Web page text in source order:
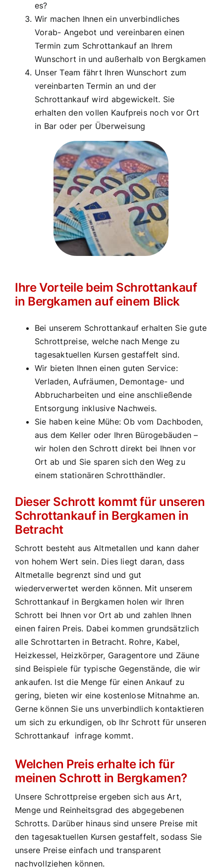
es?
Wir machen Ihnen ein unverbindliches
Vorab- Angebot und vereinbaren einen
Termin zum Schrottankauf an Ihrem
Wunschort in und außerhalb von Bergkamen
Unser Team fährt Ihren Wunschort zum
vereinbarten Termin an und der
Schrottankauf wird abgewickelt. Sie
erhalten den vollen Kaufpreis noch vor Ort
in Bar oder per Überweisung
Ihre Vorteile beim Schrottankauf
in Bergkamen auf einem Blick
Bei unserem Schrottankauf erhalten Sie gute
Schrottpreise, welche nach Menge zu
tagesaktuellen Kursen gestaffelt sind.
Wir bieten Ihnen einen guten Service:
Verladen, Aufräumen, Demontage- und
Abbrucharbeiten und eine anschließende
Entsorgung inklusive Nachweis.
Sie haben keine Mühe: Ob vom Dachboden,
aus dem Keller oder Ihren Bürogebäuden –
wir holen den Schrott direkt bei Ihnen vor
Ort ab und Sie sparen sich den Weg zu
einem stationären Schrotthändler.
Dieser Schrott kommt für unseren
Schrottankauf in Bergkamen in
Betracht
Schrott besteht aus Altmetallen und kann daher
von hohem Wert sein. Dies liegt daran, dass
Altmetalle begrenzt sind und gut
wiederverwertet werden können. Mit unserem
Schrottankauf in Bergkamen holen wir Ihren
Schrott bei Ihnen vor Ort ab und zahlen Ihnen
einen fairen Preis. Dabei kommen grundsätzlich
alle Schrottarten in Betracht. Rohre, Kabel,
Heizkessel, Heizkörper, Garagentore und Zäune
sind Beispiele für typische Gegenstände, die wir
ankaufen. Ist die Menge für einen Ankauf zu
gering, bieten wir eine kostenlose Mitnahme an.
Gerne können Sie uns unverbindlich kontaktieren
um sich zu erkundigen, ob Ihr Schrott für unseren
Schrottankauf infrage kommt.
Welchen Preis erhalte ich für
meinen Schrott in Bergkamen?
Unsere Schrottpreise ergeben sich aus Art,
Menge und Reinheitsgrad des abgegebenen
Schrotts. Darüber hinaus sind unsere Preise mit
den tagesaktuellen Kursen gestaffelt, sodass Sie
unsere Preise einfach und transparent
nachvollziehen können.